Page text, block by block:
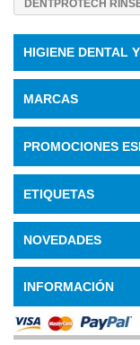
DENTPROTECH
HIGIENE DENTAL
MARCAS
PROMOCIONES
ETIQUETAS
NOVEDADES
INFORMACIÓN